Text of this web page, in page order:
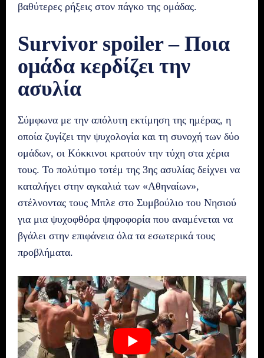
βαθύτερες ρήξεις στον πάγκο της ομάδας.
Survivor spoiler – Ποια
ομάδα κερδίζει την
ασυλία
Σύμφωνα με την απόλυτη εκτίμηση της ημέρας, η
οποία ζυγίζει την ψυχολογία και τη συνοχή των δύο
ομάδων, οι Κόκκινοι κρατούν την τύχη στα χέρια
τους. Το πολύτιμο τοτέμ της 3ης ασυλίας δείχνει να
καταλήγει στην αγκαλιά των «Αθηναίων»,
στέλνοντας τους Μπλε στο Συμβούλιο του Νησιού
για μια ψυχοφθόρα ψηφοφορία που αναμένεται να
βγάλει στην επιφάνεια όλα τα εσωτερικά τους
προβλήματα.